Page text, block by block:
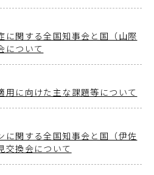
に関する全国知事会と国（山際
について
用に向けた主な課題等について
に関する全国知事会と国（伊佐
交換会について